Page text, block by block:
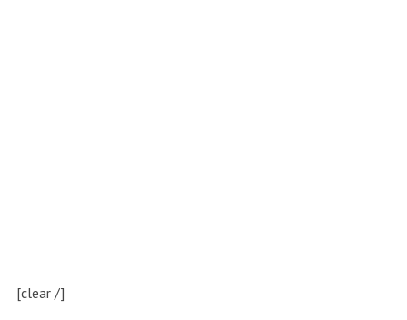
[clear /]